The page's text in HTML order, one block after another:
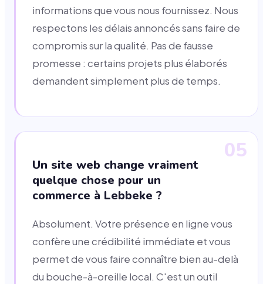
informations que vous nous fournissez. Nous
respectons les délais annoncés sans faire de
compromis sur la qualité. Pas de fausse
promesse : certains projets plus élaborés
demandent simplement plus de temps.
05
Un site web change vraiment
quelque chose pour un
commerce à Lebbeke ?
Absolument. Votre présence en ligne vous
confère une crédibilité immédiate et vous
permet de vous faire connaître bien au-delà
du bouche-à-oreille local. C'est un outil